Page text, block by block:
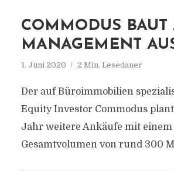
COMMODUS BAUT
MANAGEMENT
1. Juni 2020 2 Min. Lesedauer
Der auf Büroimmobilien
Equity Investor Commodus
Jahr weitere Ankäufe mit einem
Gesamtvolumen von rund 300